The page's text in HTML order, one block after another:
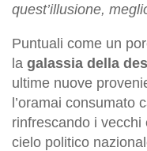
quest’illusione,
Puntuali come un
la galassia della
ultime nuove
l’oramai consumato
rinfrescando i vecchi
cielo politico